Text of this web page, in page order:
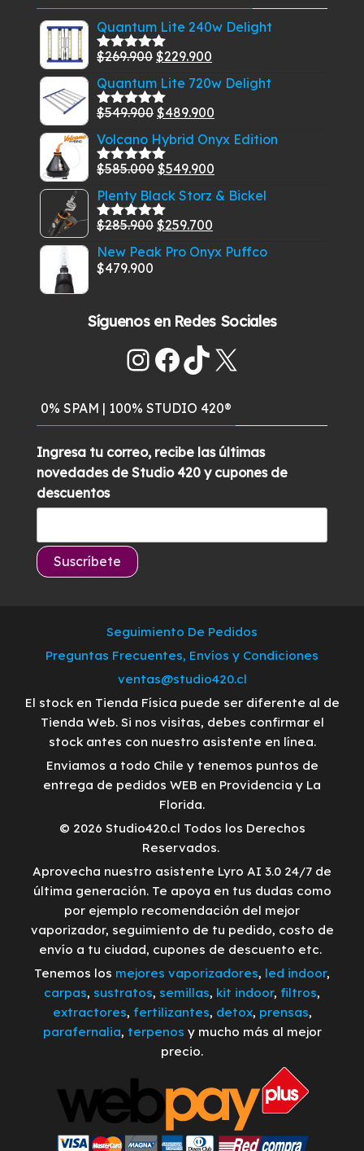
Quantum Lite 240w Delight
Valorado
5
$269.900 El
precio
original
era:
$269.900.
$229.900
precio
actual
es:
$229.900.
Quantum Lite 720w Delight
Valorado
5
$549.900 El
precio
original
era:
$549.900.
$489.900
precio
actual
es:
$489.900.
Volcano Hybrid Onyx Edition
Valorado
5
$585.000 El
precio
original
era:
$585.000.
$549.900
precio
$549.900.
Plenty Black Storz & Bickel
Valorado
5
$285.900 El
precio
$259.700
precio
New Peak Pro Onyx Puffco
$479.900
Síguenos en Redes Sociales
Instagram
Facebook
TikTok
X
0% SPAM | 100% STUDIO 420®
Ingresa tu correo, recibe las últimas
novedades de Studio 420 y cupones de
descuentos
Seguimiento De Pedidos
Preguntas Frecuentes, Envíos y Condiciones
ventas@studio420.cl
El stock en Tienda Física puede ser diferente al de
Tienda Web. Si nos visitas, debes confirmar el
stock antes con nuestro asistente en línea.
Enviamos a todo Chile y tenemos puntos de
entrega de pedidos WEB en Providencia y La
Florida.
© 2026 Studio420.cl Todos los Derechos
Reservados.
Aprovecha nuestro asistente Lyro AI 3.0 24/7 de
última generación. Te apoya en tus dudas como
por ejemplo recomendación del mejor
vaporizador, seguimiento de tu pedido, costo de
envío a tu ciudad, cupones de descuento etc.
Tenemos los mejores vaporizadores, led indoor,
carpas, sustratos, semillas, kit indoor, filtros,
extractores, fertilizantes, detox, prensas,
parafernalia, terpenos y mucho más al mejor
precio.